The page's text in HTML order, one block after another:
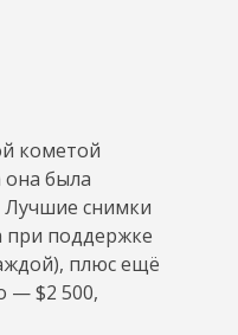
кометой
она была
Лучшие снимки
при поддержке
плюс ещё
— $2 500,